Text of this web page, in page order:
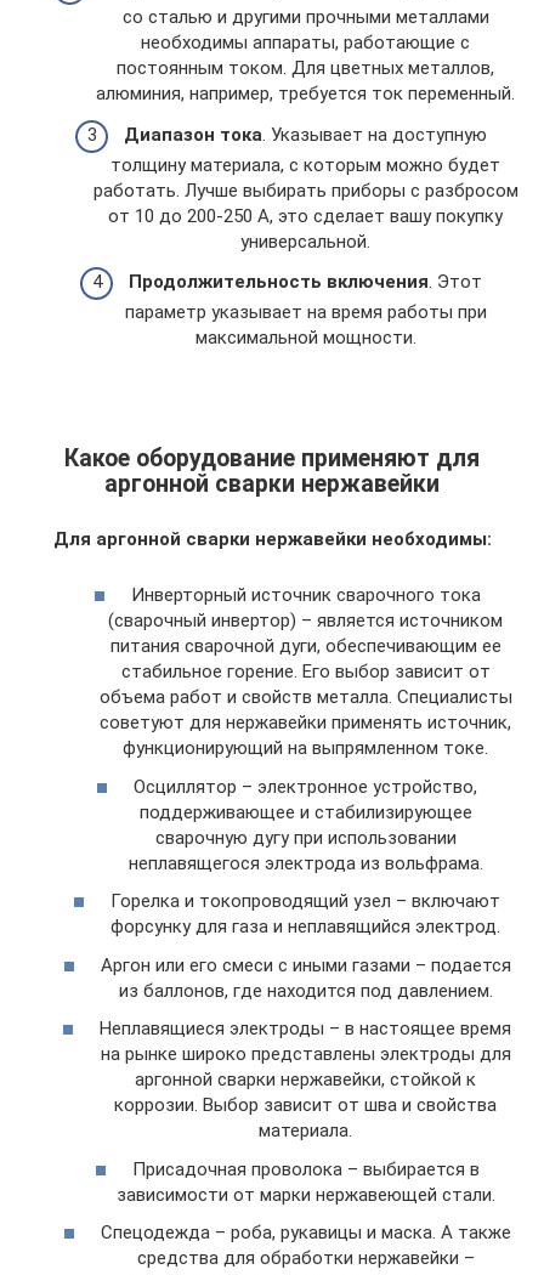
со сталью и другими прочными металлами
необходимы аппараты, работающие с
постоянным током. Для цветных металлов,
алюминия, например, требуется ток переменный.
Диапазон тока. Указывает на доступную
толщину материала, с которым можно будет
работать. Лучше выбирать приборы с разбросом
от 10 до 200-250 А, это сделает вашу покупку
универсальной.
Продолжительность включения. Этот
параметр указывает на время работы при
максимальной мощности.
Какое оборудование применяют для
аргонной сварки нержавейки
Для аргонной сварки нержавейки необходимы:
Инверторный источник сварочного тока
(сварочный инвертор) – является источником
питания сварочной дуги, обеспечивающим ее
стабильное горение. Его выбор зависит от
объема работ и свойств металла. Специалисты
советуют для нержавейки применять источник,
функционирующий на выпрямленном токе.
Осциллятор – электронное устройство,
поддерживающее и стабилизирующее
сварочную дугу при использовании
неплавящегося электрода из вольфрама.
Горелка и токопроводящий узел – включают
форсунку для газа и неплавящийся электрод.
Аргон или его смеси с иными газами – подается
из баллонов, где находится под давлением.
Неплавящиеся электроды – в настоящее время
на рынке широко представлены электроды для
аргонной сварки нержавейки, стойкой к
коррозии. Выбор зависит от шва и свойства
материала.
Присадочная проволока – выбирается в
зависимости от марки нержавеющей стали.
Спецодежда – роба, рукавицы и маска. А также
средства для обработки нержавейки –